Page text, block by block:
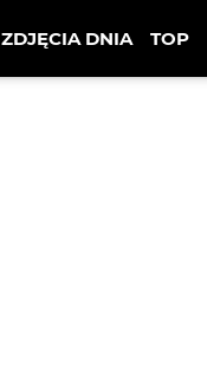
ZDJĘCIA DNIA TOP